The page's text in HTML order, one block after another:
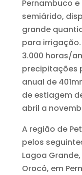
Pernambuco
semiárido,
grande
para
3.000 horas/
precipitações
anual de
de estiagem
abril a
A região de
pelos
Lagoa
Orocó, em